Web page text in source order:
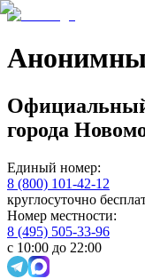
города
Единый номер:
8 (800) 101-42-12
круглосуточно
Номер местности:
8 (495) 505-33-96
с 10:00 до 22:00